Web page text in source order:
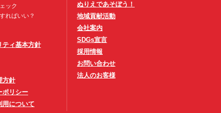
ック
ればいい？
ティ基本方針
方針
ポリシー
用について
ぬりえであそぼう！
地域貢献活動
会社案内
SDGs宣言
採用情報
お問い合わせ
法人のお客様